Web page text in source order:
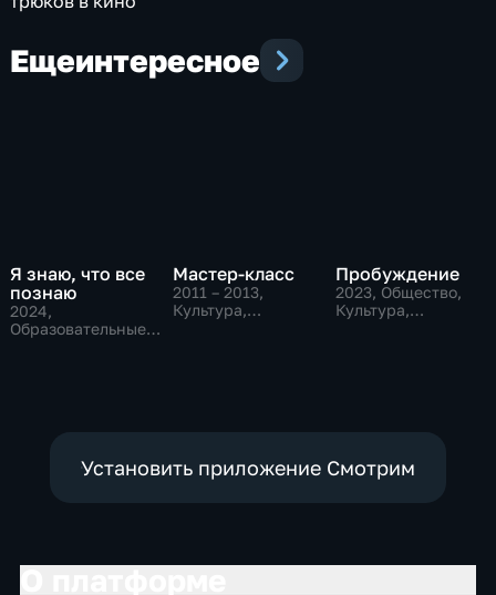
Ещеинтересное
Я знаю, что все
познаю
2024,
Образовательные,
Мастер-класс
2011 – 2013,
Культура,
Пробуждение
2023, Общество,
Культура,
Установить приложение Смотрим